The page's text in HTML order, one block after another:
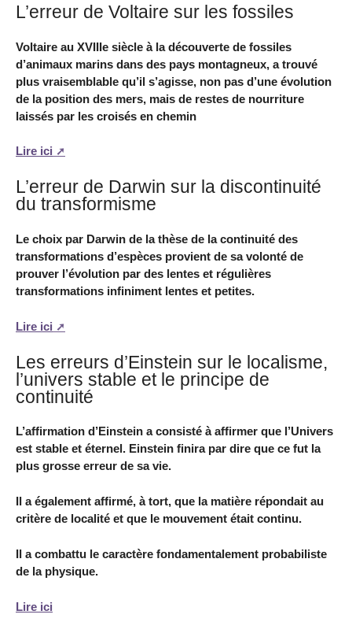
L’erreur de Voltaire sur les fossiles
Voltaire au XVIIIe siècle à la découverte de fossiles
d’animaux marins dans des pays montagneux, a trouvé
plus vraisemblable qu’il s’agisse, non pas d’une évolution
de la position des mers, mais de restes de nourriture
laissés par les croisés en chemin
Lire ici
L’erreur de Darwin sur la discontinuité
du transformisme
Le choix par Darwin de la thèse de la continuité des
transformations d’espèces provient de sa volonté de
prouver l’évolution par des lentes et régulières
transformations infiniment lentes et petites.
Lire ici
Les erreurs d’Einstein sur le localisme,
l’univers stable et le principe de
continuité
L’affirmation d’Einstein a consisté à affirmer que l’Univers
est stable et éternel. Einstein finira par dire que ce fut la
plus grosse erreur de sa vie.
Il a également affirmé, à tort, que la matière répondait au
critère de localité et que le mouvement était continu.
Il a combattu le caractère fondamentalement probabiliste
de la physique.
Lire ici